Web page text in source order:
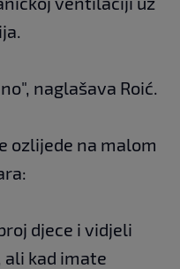
naglašava Roić.
ozlijede na malom
djece i vidjeli
ali kad imate